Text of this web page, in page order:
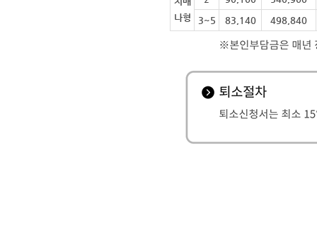
나형
3~5
83,140 498,840